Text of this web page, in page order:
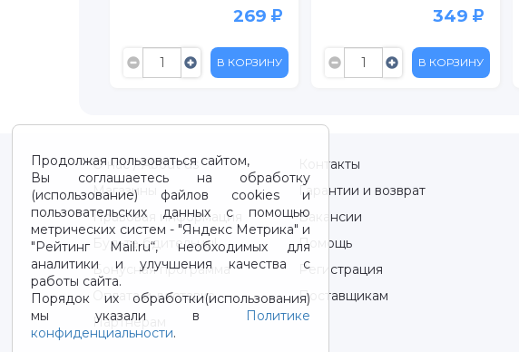
269
В КОРЗИНУ
349
В КОРЗИНУ
Продолжая пользоваться сайтом,
Вы соглашаетесь на обработку
(использование) файлов cookies и
пользовательских данных с помощью
метрических систем - "Яндекс Метрика" и
"Рейтинг Mail.ru“, необходимых для
аналитики и улучшения качества с
работы сайта.
Порядок их обработки(использования)
мы указали в Политике
конфиденциальности.
О нас / About us
Контакты
Магазины
Гарантии и возврат
Правовая информация
Вакансии
Будьте бдительны!
Помощь
Бонусная программа
Регистрация
Оплата и доставка
Поставщикам
Партнерам